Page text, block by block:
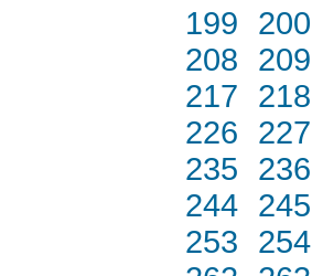
199
200
208
209
217
218
226
227
235
236
244 245
253
254